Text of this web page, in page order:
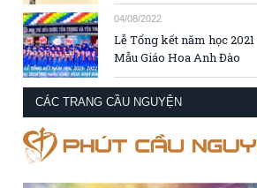
04/08/2022
Lễ Tổng kết năm học
Mẫu Giáo Hoa Anh Đào
CÁC TRANG CẦU NGUYỆN